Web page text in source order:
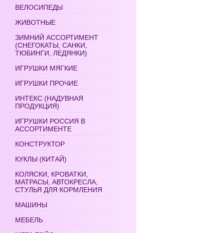
ВЕЛОСИПЕДЫ
ЖИВОТНЫЕ
ЗИМНИЙ АССОРТИМЕНТ
(СНЕГОКАТЫ, САНКИ,
ТЮБИНГИ, ЛЕДЯНКИ)
ИГРУШКИ МЯГКИЕ
ИГРУШКИ ПРОЧИЕ
ИНТЕКС (НАДУВНАЯ
ПРОДУКЦИЯ)
ИГРУШКИ РОССИЯ В
АССОРТИМЕНТЕ
КОНСТРУКТОР
КУКЛЫ (КИТАЙ)
КОЛЯСКИ, КРОВАТКИ,
МАТРАСЫ, АВТОКРЕСЛА,
СТУЛЬЯ ДЛЯ КОРМЛЕНИЯ
МАШИНЫ
МЕБЕЛЬ